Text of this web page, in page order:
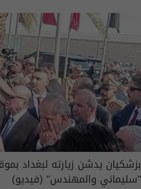
بزشكيان يدشن زيارته لبغداد
"سليماني والمهندس" (فيديو)